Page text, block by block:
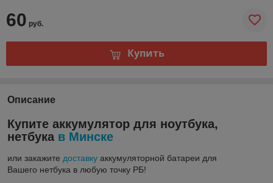
60 руб.
Купить
Описание
Купите аккумулятор для ноутбука,
нетбука в Минске
или закажите доставку аккумуляторной батареи для
Вашего нетбука в любую точку РБ!